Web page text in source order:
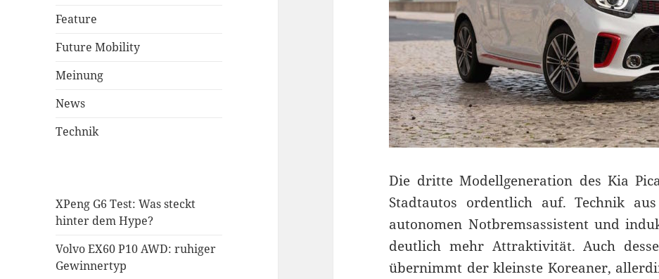
Feature
Future Mobility
Meinung
News
Technik
XPeng G6 Test: Was steckt
hinter dem Hype?
Volvo EX60 P10 AWD: ruhiger
Gewinnertyp
Die dritte Modellgeneration des Kia
Stadtautos ordentlich auf. Technik
autonomen Notbremsassistent und
deutlich mehr Attraktivität. Auch
übernimmt der kleinste Koreaner,